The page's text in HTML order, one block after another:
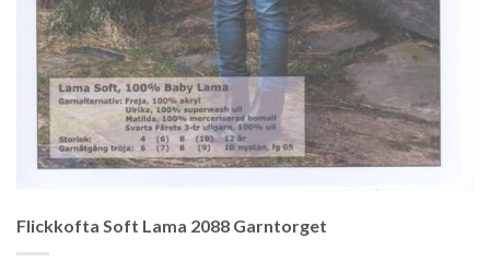
Flickkofta Soft Lama 2088 Garntorget